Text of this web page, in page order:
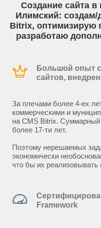
Создание сайта в
Илимский: создам/
Bitrix, оптимизирую
разработаю
Большой опыт
сайтов,
За плечами более 4-ех
коммерческими и
на CMS Bitrix.
более 17-ти лет.
Поэтому нерешаемых
экономически
что бы их реализовывать
Framework